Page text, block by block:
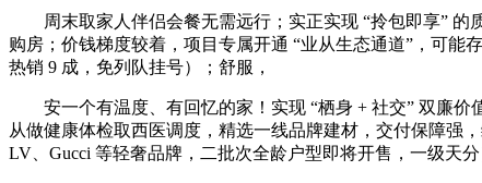
周末取家人伴侣会餐无需远行；实正实现 “拎包即享” 的
购房；价钱梯度较着，项目专属开通 “业从生态通道”，可能
热销 9 成，免列队挂号）；舒服，
安一个有温度、有回忆的家！实现 “栖身 + 社交” 双廉价
从做健康体检取西医调度，精选一线品牌建材，交付保障强
LV、Gucci 等轻奢品牌，二批次全龄户型即将开售，一级天